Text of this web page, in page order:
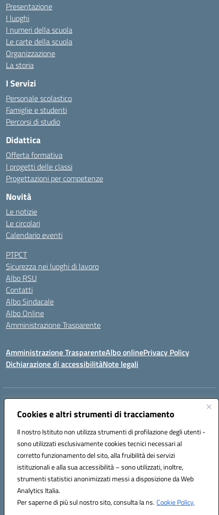
Cookies e altri strumenti di tracciamento
Il nostro Istituto non utilizza strumenti di profilazione degli utenti -
sono utilizzati esclusivamente cookies tecnici necessari al
corretto funzionamento del sito, alla fruibilità dei servizi
istituzionali e alla sua accessibilità – sono utilizzati, inoltre,
strumenti statistici anonimizzati messi a disposizione da Web
Analytics Italia.
Per saperne di più sul nostro sito, consulta la ns.Cookie Policy.
Presentazione
I luoghi
I numeri della scuola
Le carte della scuola
Organizzazione
La storia
I Servizi
Personale scolastico
Famiglie e studenti
Percorsi di studio
Didattica
Offerta formativa
I progetti delle classi
Progettazioni per competenze
Novità
Le notizie
Le circolari
Calendario eventi
PTPCT
Sicurezza nei luoghi di lavoro
Albo RSU
Contatti
Albo Sindacale
Albo Online
Amministrazione Trasparente
Amministrazione TrasparenteAlbo onlinePrivacy Policy
Dichiarazione di accessibilitàNote legali
Centralino:
Posta elettronica certificata (PEC):tpis02200a@pec.istruzione.it
Codice fiscale: 93066580817
Codice meccanografico:TPIS02200A
VIA CESARÒ, 36 - 91016 ERICE - CASA SANTA (TP)
Telefono: 0923569559
Hosting & Powered by 3D Solution S.r.l.
Concept & Design by Designers Italia